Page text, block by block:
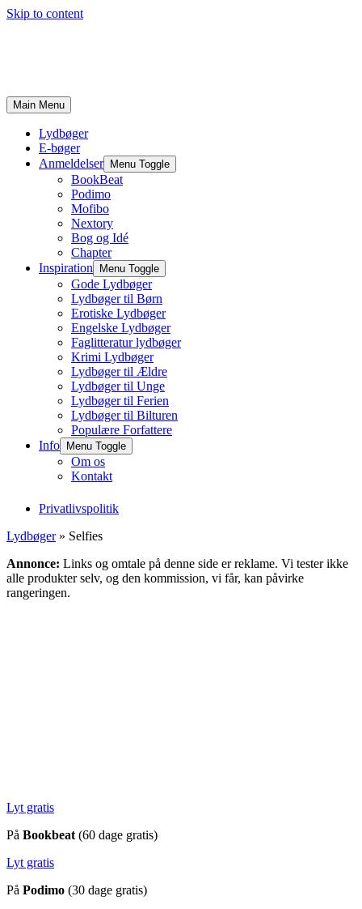
Skip to content
Main Menu
Lydbøger
E-bøger
Anmeldelser
Menu Toggle
BookBeat
Podimo
Mofibo
Nextory
Bog og Idé
Chapter
Inspiration
Menu Toggle
Gode Lydbøger
Lydbøger til Børn
Erotiske Lydbøger
Engelske Lydbøger
Faglitteratur lydbøger
Krimi Lydbøger
Lydbøger til Ældre
Lydbøger til Unge
Lydbøger til Ferien
Lydbøger til Bilturen
Populære Forfattere
Info
Menu Toggle
Om os
Kontakt
Privatlivspolitik
Lydbøger» Selfies
Annonce: Links og omtale på denne side er reklame. Vi tester ikke
alle produkter selv, og den kommission, vi får, kan påvirke
rangeringen.
Lyt gratis
På Bookbeat (60 dage gratis)
Lyt gratis
På Podimo (30 dage gratis)